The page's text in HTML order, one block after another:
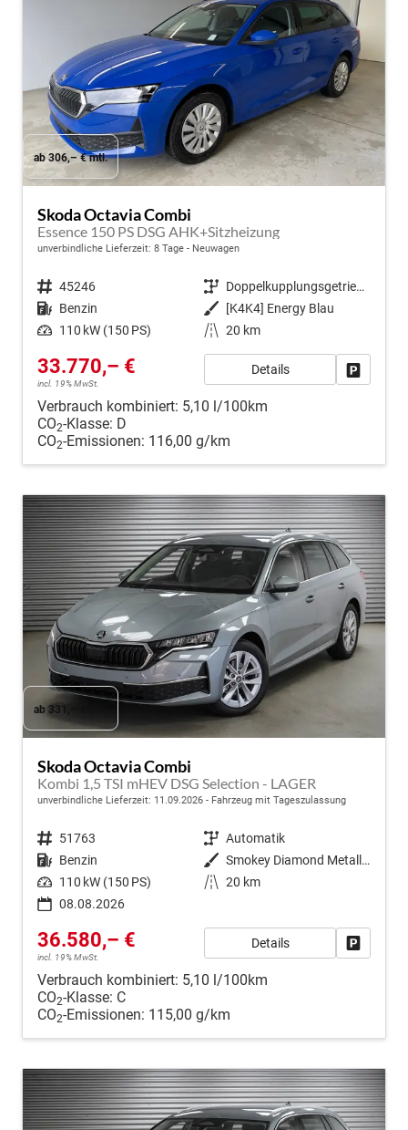
ab 306,– € mtl.
Skoda Octavia Combi
Essence 150 PS DSG AHK+Sitzheizung
unverbindliche Lieferzeit: 8 Tage Neuwagen
Fahrzeugnr. 45246 Getriebe
Doppelkupplungsgetriebe (DSG)
Kraftstoff Benzin Außenfarbe
[K4K4] Energy Blau
Leistung 110 kW (150 PS) Kilometerstand 20 km
33.770,– €
incl. 19% MwSt.
Details
Verbrauch kombiniert: 5,10 l/100km
CO2-Klasse: D
CO2-Emissionen: 116,00 g/km
ab 331,– € mtl.
Skoda Octavia Combi
Kombi 1,5 TSI mHEV DSG Selection - LAGER
unverbindliche Lieferzeit: 11.09.2026 Fahrzeug mit Tageszulassung
Fahrzeugnr. 51763 Getriebe Automatik
Kraftstoff Benzin Außenfarbe
Smokey Diamond Metallic ()
Leistung 110 kW (150 PS) Kilometerstand 20 km
08.08.2026
36.580,– €
incl. 19% MwSt.
Details
Verbrauch kombiniert: 5,10 l/100km
CO2-Klasse: C
CO2-Emissionen: 115,00 g/km